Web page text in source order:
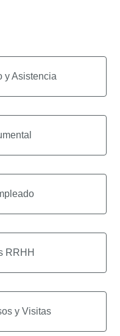
y Asistencia
RRHH
y Visitas